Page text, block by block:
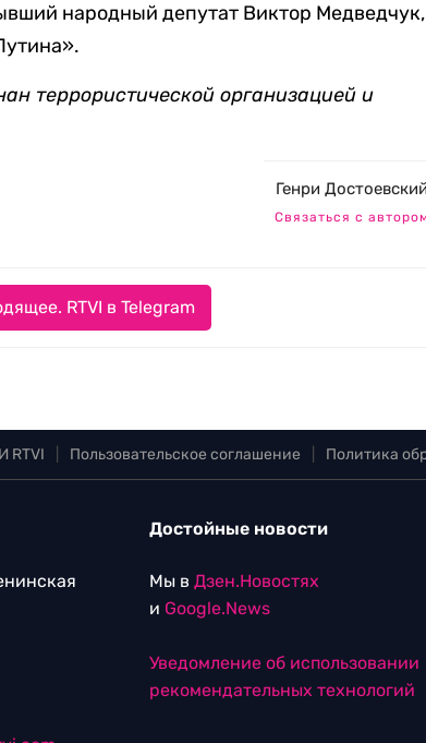
народный депутат Виктор Медведчук,
террористической организацией и
Генри Достоевский
Связаться с
RTVI в Telegram
RTVI Пользовательское соглашение Политика
Достойные новости
Мы в Дзен.Новостях
и Google.News
Уведомление об использовании
рекомендательных технологий